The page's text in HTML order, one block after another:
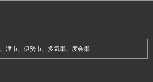
津市、伊勢市、多気郡、度会郡